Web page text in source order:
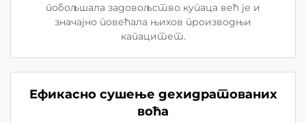
побољшала задовољство купаца већ је и
значајно повећала њихов производњи
капацитет.
Ефикасно сушење дехидратованих
воћа